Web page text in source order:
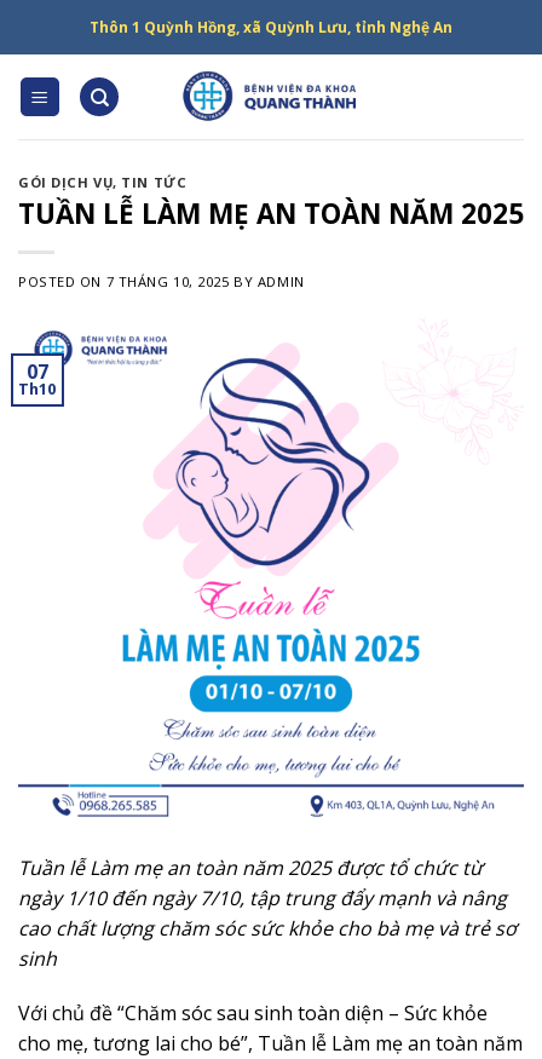
content
Thôn 1 Quỳnh Hồng, xã Quỳnh Lưu, tỉnh Nghệ An
GÓI DỊCH VỤ, TIN TỨC
TUẦN LỄ LÀM MẸ AN TOÀN NĂM 2025
POSTED ON 7 THÁNG 10, 2025 BY ADMIN
07
Th10
Tuần lễ Làm mẹ an toàn năm 2025 được tổ chức từ
ngày 1/10 đến ngày 7/10, tập trung đẩy mạnh và nâng
cao chất lượng chăm sóc sức khỏe cho bà mẹ và trẻ sơ
sinh
Với chủ đề “Chăm sóc sau sinh toàn diện – Sức khỏe
cho mẹ, tương lai cho bé”, Tuần lễ Làm mẹ an toàn năm